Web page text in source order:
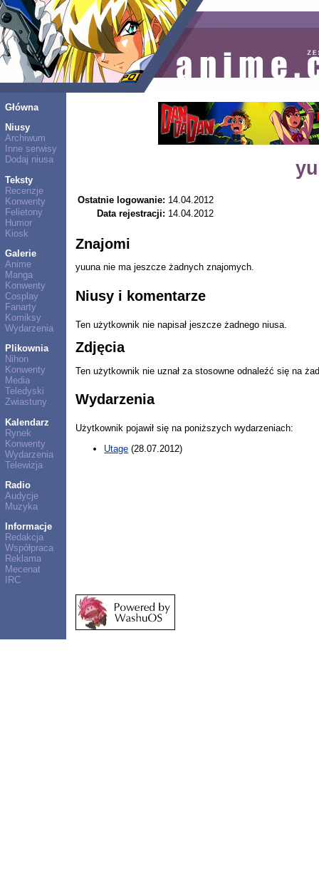
Główna
Niusy
Archiwum
Inne serwisy
Dodaj niusa
Teksty
Recenzje
Konwenty
Felietony
Humor
Kiosk
Galerie
Anime
Manga
Konwenty
Cosplay
Fanarty
Komiksy
Wydarzenia
Plikownia
Nihon
Konwenty
Media
Teledyski
Zwiastuny
Kalendarz
Rynek
Konwenty
Wydarzenia
Telewizja
Radio
Audycje
Muzyka
Informacje
Redakcja
Współpraca
Reklama
Mecenat
IRC
Ostatnie logowanie: 14.04.2012
Data rejestracji: 14.04.2012
Znajomi
yuuna nie ma jeszcze żadnych znajomych.
Niusy i komentarze
Ten użytkownik nie napisał jeszcze żadnego niusa.
Zdjęcia
Ten użytkownik nie uznał za stosowne odnaleźć się na
Wydarzenia
Użytkownik pojawił się na poniższych wydarzeniach:
Utage (28.07.2012)